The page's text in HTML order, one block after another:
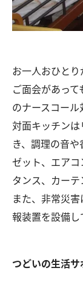
お一人おひとり
ご面会があっ
のナースコール
対面キッチン
き、調理の音
ゼット、エアコ
タンス、カーテ
また、非常災
報装置を設備し
つどいの生活サ